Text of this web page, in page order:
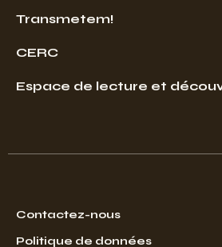
Transmetem!
CERC
Espace de lecture et
Contactez-nous
Politique de données